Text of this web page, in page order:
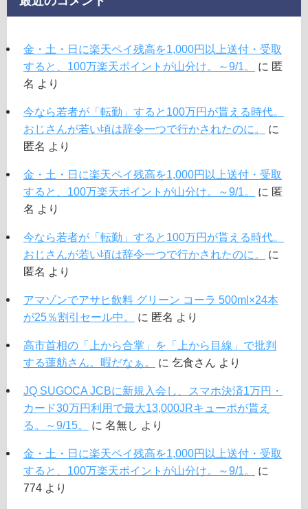
金・土・日に楽天ペイ残高を1,000円以上送付・受取
すると、100万楽天ポイントが山分け。～9/1。
に 匿
名 より
今なら若者が「転勤」すると100万円が貰える時代。
おじさんが若い頃は辞令一つで行かされたのに。
に
匿名 より
金・土・日に楽天ペイ残高を1,000円以上送付・受取
すると、100万楽天ポイントが山分け。～9/1。
に 匿
名 より
今なら若者が「転勤」すると100万円が貰える時代。
おじさんが若い頃は辞令一つで行かされたのに。
に
匿名 より
アマゾンでアサヒ飲料 グリーン コーラ 500ml×24本
が25％割引セール中。
に 匿名 より
高市首相の「上から合掌」を「上から目線」で批判
する蓮舫さん。暇だなぁ。
に 乞食さん より
JQ SUGOCA JCBに新規入会し、スマホ決済1万円・
カード30万円利用で最大13,000JRキューポが貰え
る。～9/15。
に 名無し より
金・土・日に楽天ペイ残高を1,000円以上送付・受取
すると、100万楽天ポイントが山分け。～9/1。
に
774より